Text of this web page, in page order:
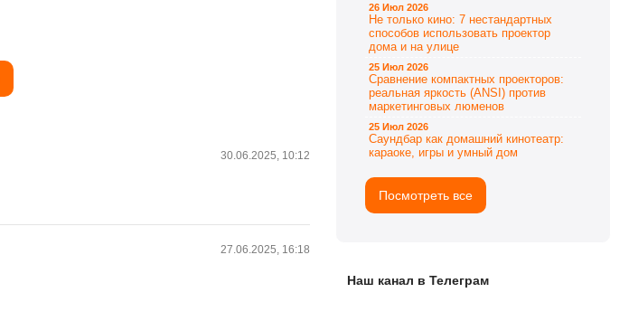
30.06.2025, 10:12
27.06.2025, 16:18
26 Июл 2026
Не только кино: 7 нестандартных
способов использовать проектор
дома и на улице
25 Июл 2026
Сравнение компактных проекторов:
реальная яркость (ANSI) против
маркетинговых люменов
25 Июл 2026
Саундбар как домашний кинотеатр:
караоке, игры и умный дом
Посмотреть все
Наш канал в Телеграм